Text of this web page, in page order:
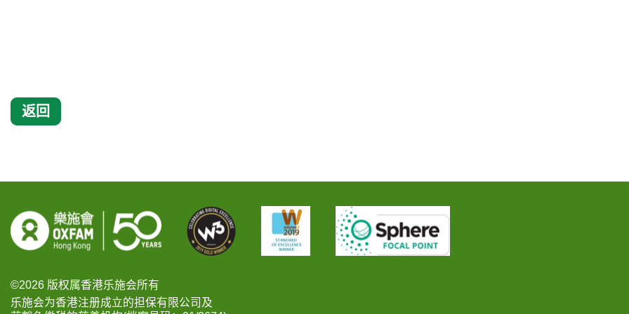
返回
©2026 版权属香港乐施会所有
乐施会为香港注册成立的担保有限公司及